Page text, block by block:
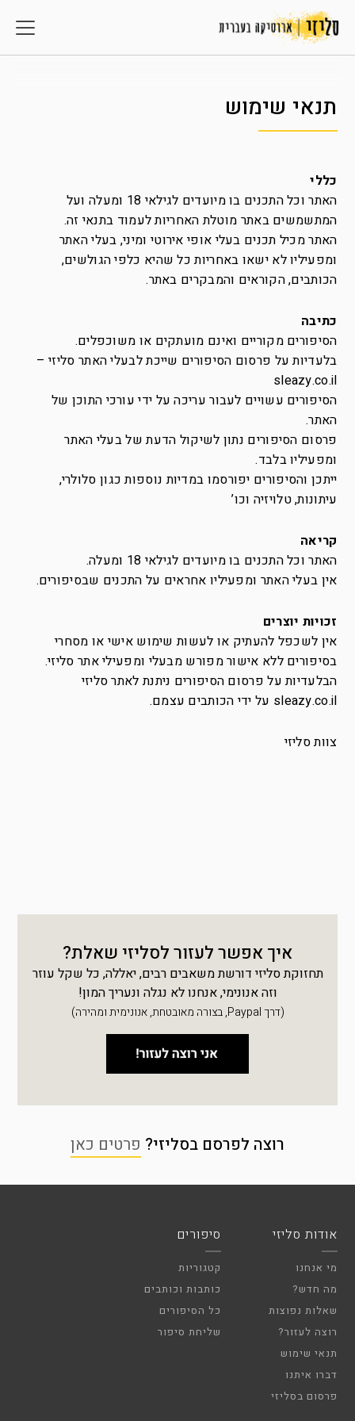
תנאי שימוש
כללי
האתר וכל התכנים בו מיועדים לגילאי 18 ומעלה ועל
המתשמשים באתר מוטלת האחריות לעמוד בתנאי זה.
האתר מכיל תכנים בעלי אופי אירוטי ומיני, בעלי האתר
ומפעיליו לא ישאו באחריות כל שהיא כלפי הגולשים,
הכותבים, הקוראים והמבקרים באתר.
כתיבה
הסיפורים מקוריים ואינם מועתקים או משוכפלים.
בלעדיות על פרסום הסיפורים שייכת לבעלי האתר סליזי –
sleazy.co.il
הסיפורים עשויים לעבור עריכה על ידי עורכי התוכן של
האתר.
פרסום הסיפורים נתון לשיקול הדעת של בעלי האתר
ומפעיליו בלבד.
ייתכן והסיפורים יפורסמו במדיות נוספות כגון סלולרי,
עיתונות, טלויזיה וכו’
קריאה
האתר וכל התכנים בו מיועדים לגילאי 18 ומעלה.
אין בעלי האתר ומפעיליו אחראים על התכנים שבסיפורים.
זכויות יוצרים
אין לשכפל להעתיק או לעשות שימוש אישי או מסחרי
בסיפורים ללא אישור מפורש מבעלי ומפעילי אתר סליזי.
הבלעדיות על פרסום הסיפורים ניתנת לאתר סליזי
sleazy.co.il על ידי הכותבים עצמם.
צוות סליזי
איך אפשר לעזור לסליזי שאלת?
תחזוקת סליזי דורשת משאבים רבים, יאללה, כל שקל עוזר
וזה אנונימי, אנחנו לא נגלה ונעריך המון!
(דרך Paypal, בצורה מאובטחת, אנונימית ומהירה)
רוצה לפרסם בסליזי? פרטים כאן
אודות סליזי
מי אנחנו
מה חדש?
שאלות נפוצות
רוצה לעזור?
תנאי שימוש
דברו איתנו
פרסום בסליזי
סיפורים
קטגוריות
כותבות וכותבים
כל הסיפורים
שליחת סיפור